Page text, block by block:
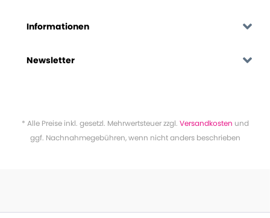
Informationen
Newsletter
* Alle Preise inkl. gesetzl. Mehrwertsteuer zzgl. Versandkosten und
ggf. Nachnahmegebühren, wenn nicht anders beschrieben